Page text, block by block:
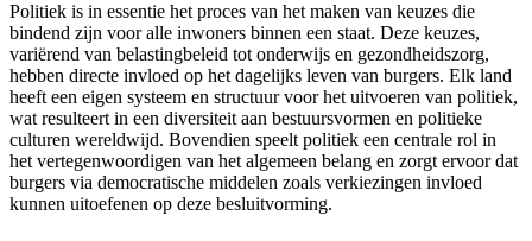
Politiek is in essentie het proces van het maken van keuzes die
bindend zijn voor alle inwoners binnen een staat. Deze keuzes,
variërend van belastingbeleid tot onderwijs en gezondheidszorg,
hebben directe invloed op het dagelijks leven van burgers. Elk land
heeft een eigen systeem en structuur voor het uitvoeren van politiek,
wat resulteert in een diversiteit aan bestuursvormen en politieke
culturen wereldwijd. Bovendien speelt politiek een centrale rol in
het vertegenwoordigen van het algemeen belang en zorgt ervoor dat
burgers via democratische middelen zoals verkiezingen invloed
kunnen uitoefenen op deze besluitvorming.